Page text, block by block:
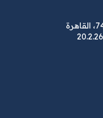
طريق الجامعة الأمريكية، ص.ب. 74، القاهرة